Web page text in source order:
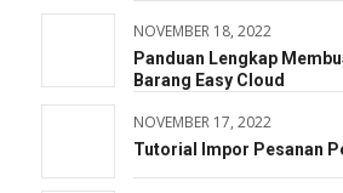
NOVEMBER 18, 2022
Panduan Lengkap
Barang Easy Cloud
NOVEMBER 17, 2022
Tutorial Impor Pesanan